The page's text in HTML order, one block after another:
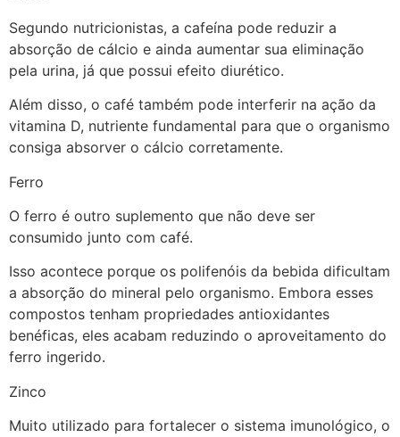
Segundo nutricionistas, a cafeína pode reduzir a
absorção de cálcio e ainda aumentar sua eliminação
pela urina, já que possui efeito diurético.
Além disso, o café também pode interferir na ação da
vitamina D, nutriente fundamental para que o organismo
consiga absorver o cálcio corretamente.
Ferro
O ferro é outro suplemento que não deve ser
consumido junto com café.
Isso acontece porque os polifenóis da bebida dificultam
a absorção do mineral pelo organismo. Embora esses
compostos tenham propriedades antioxidantes
benéficas, eles acabam reduzindo o aproveitamento do
ferro ingerido.
Zinco
Muito utilizado para fortalecer o sistema imunológico, o